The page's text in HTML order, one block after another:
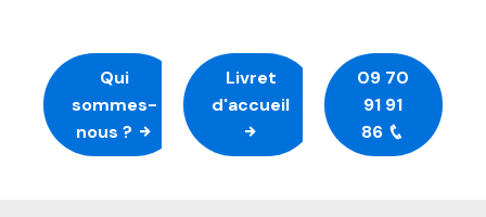
Qui
sommes-
nous ?
Livret
d'accueil
09 70
91 91
86